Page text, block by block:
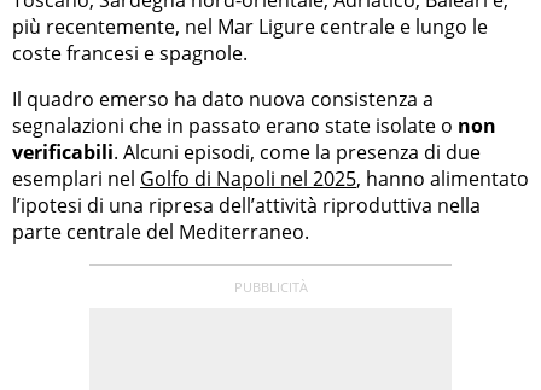
più recentemente, nel Mar Ligure centrale e lungo le
coste francesi e spagnole.
Il quadro emerso ha dato nuova consistenza a
segnalazioni che in passato erano state isolate o non
verificabili. Alcuni episodi, come la presenza di due
esemplari nel Golfo di Napoli nel 2025, hanno alimentato
l’ipotesi di una ripresa dell’attività riproduttiva nella
parte centrale del Mediterraneo.